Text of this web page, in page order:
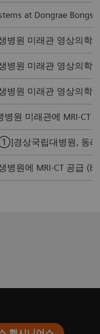
at Dongrae
병원 미래관 영상의학
병원 미래관 영상의학
병원 미래관 영상의학
원 미래관에 MRI·CT
경상국립대병원, 동
병원에 MRI·CT 공급